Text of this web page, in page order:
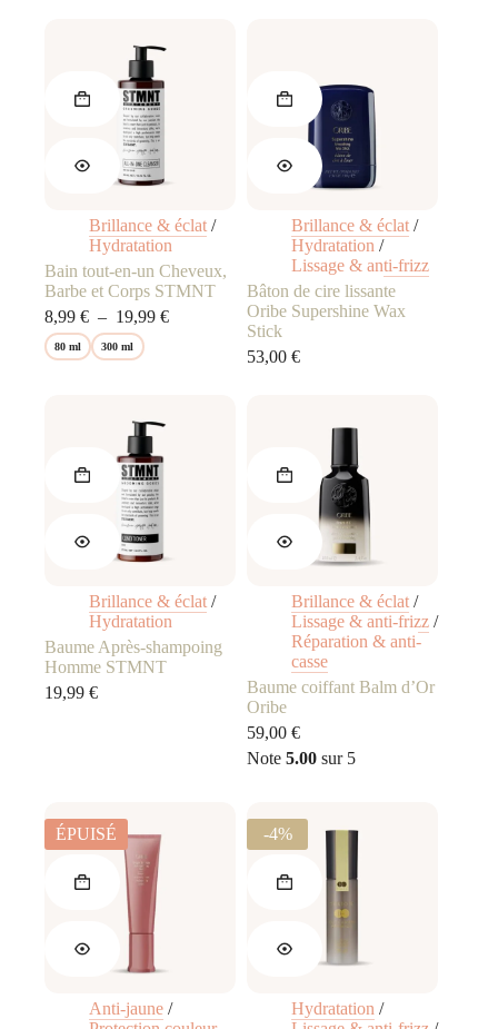
31,00 €.
26,70 €.
produit
plusieurs
variations.
Les
options
peuvent
être
produit
Brillance & éclat /
Hydratation
Bain tout-en-un Cheveux,
Barbe et Corps STMNT
8,99 € – 19,99 €Plage
80 ml 300 ml
Brillance & éclat /
Hydratation /
Lissage & anti-frizz
Bâton de cire lissante
Oribe Supershine Wax
Stick
53,00€
Brillance & éclat /
Hydratation
Baume Après-shampoing
Homme STMNT
19,99 €
Brillance & éclat /
Lissage & anti-frizz /
Réparation & anti-
casse
Baume coiffant Balm d’Or
Oribe
59,00€
Note5.00 sur 5
ÉPUISÉ
Anti-jaune /
-4%
Hydratation /